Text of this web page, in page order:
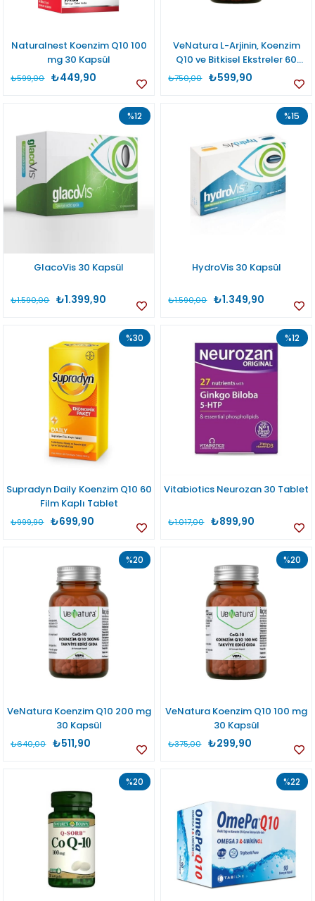
Naturalnest Koenzim Q10 100
mg 30 Kapsül
₺449,90
₺599,00
VeNatura L-Arjinin, Koenzim
Q10 ve Bitkisel Ekstreler 60
Tablet
₺599,90
₺750,00
GlacoVis 30 Kapsül
₺1.399,90
₺1.590,00
%12
HydroVis 30 Kapsül
₺1.349,90
₺1.590,00
%15
Supradyn Daily Koenzim Q10 60
Film Kaplı Tablet
₺699,90
₺999,90
%30
Vitabiotics Neurozan 30 Tablet
₺899,90
₺1.017,00
%12
VeNatura Koenzim Q10 200 mg
30 Kapsül
₺511,90
₺640,00
%20
VeNatura Koenzim Q10 100 mg
30 Kapsül
₺299,90
₺375,00
%20
%20 %22